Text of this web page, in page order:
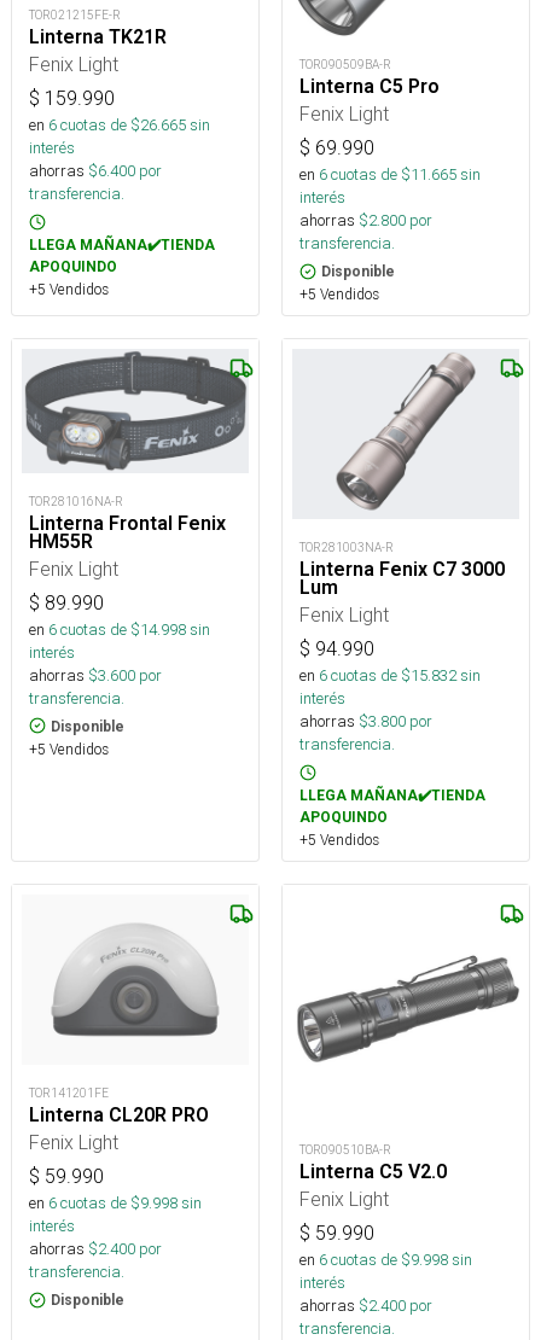
TOR021215FE-R
Linterna TK21R
Fenix Light
$ 159.990
en 6cuotas de $26.665sin
interés
ahorras $6.400 por
transferencia.
LLEGA MAÑANA✔️TIENDA
APOQUINDO
+5 Vendidos
TOR090509BA-R
Linterna C5 Pro
Fenix Light
$ 69.990
en 6cuotas de $11.665sin
interés
ahorras $2.800 por
transferencia.
Disponible
+5 Vendidos
TOR281016NA-R
Linterna Frontal Fenix
HM55R
Fenix Light
$ 89.990
en 6cuotas de $14.998sin
interés
ahorras $3.600 por
transferencia.
Disponible
+5 Vendidos
TOR281003NA-R
Linterna Fenix C7 3000
Lum
Fenix Light
$ 94.990
en 6cuotas de $15.832sin
interés
ahorras $3.800 por
transferencia.
LLEGA MAÑANA✔️TIENDA
APOQUINDO
+5 Vendidos
TOR141201FE
Linterna CL20R PRO
Fenix Light
$ 59.990
en 6cuotas de $9.998sin
interés
ahorras $2.400 por
transferencia.
Disponible
TOR090510BA-R
Linterna C5 V2.0
Fenix Light
$ 59.990
en 6cuotas de $9.998sin
interés
ahorras $2.400 por
transferencia.